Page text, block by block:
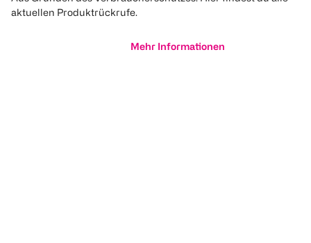
aktuellen Produktrückrufe.
Mehr Informationen